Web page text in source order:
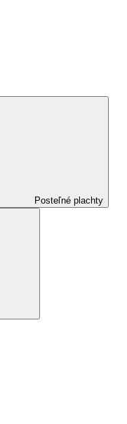
Posteľné plachty